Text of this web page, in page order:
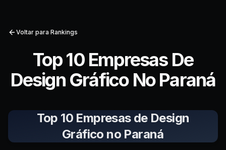
Voltar para Rankings
Top 10 Empresas De
Design Gráfico No Paraná
Top 10 Empresas de Design
Gráfico no Paraná